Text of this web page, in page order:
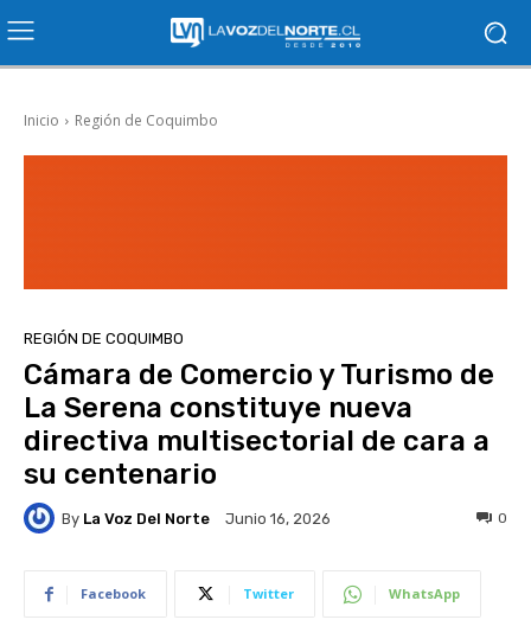
Inicio Región de Coquimbo
REGIÓN DE COQUIMBO
Cámara de Comercio y Turismo de
La Serena constituye nueva
directiva multisectorial de cara a
su centenario
By La Voz Del Norte Junio 16, 2026 0
Facebook Twitter WhatsApp